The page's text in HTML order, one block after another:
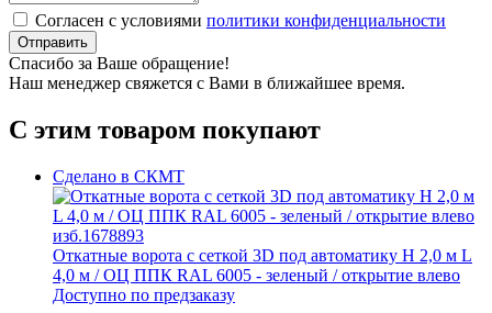
Согласен с условиями политики конфиденциальности
Отправить
Спасибо за Ваше обращение!
Наш менеджер свяжется с Вами в ближайшее время.
С этим товаром покупают
Сделано в СКМТ
Откатные ворота с сеткой 3D под автоматику H 2,0 м L
4,0 м / ОЦ ППК RAL 6005 - зеленый / открытие влево
Доступно по предзаказу